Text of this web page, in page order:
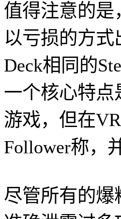
值得注意的是
以亏损的方式
Deck相同的
一个核心特点
游戏，但在
Follower称，
尽管所有的爆